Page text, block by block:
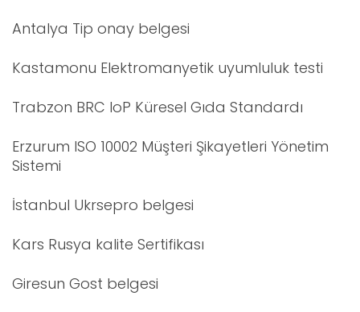
Antalya Tip onay belgesi
Kastamonu Elektromanyetik uyumluluk testi
Trabzon BRC IoP Küresel Gıda Standardı
Erzurum ISO 10002 Müşteri Şikayetleri Yönetim
Sistemi
İstanbul Ukrsepro belgesi
Kars Rusya kalite Sertifikası
Giresun Gost belgesi